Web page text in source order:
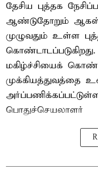
தேசிய புத்தக
ஆண்டுதோறும்
முழுவதும் உள்ள
மகிழ்ச்சியைக்
முக்கியத்துவத்தை
பொதுச்செயலாளர்